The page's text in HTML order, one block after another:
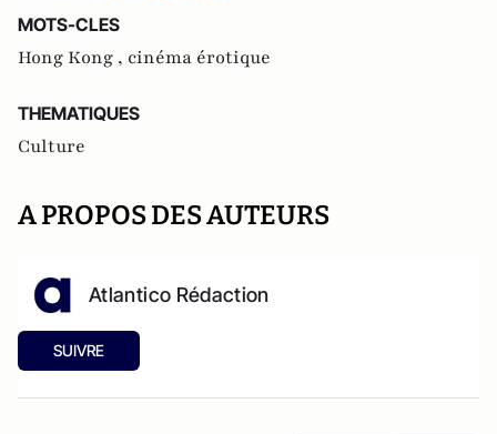
MOTS-CLES
Hong Kong , cinéma érotique
THEMATIQUES
Culture
A PROPOS DES AUTEURS
Atlantico Rédaction
SUIVRE